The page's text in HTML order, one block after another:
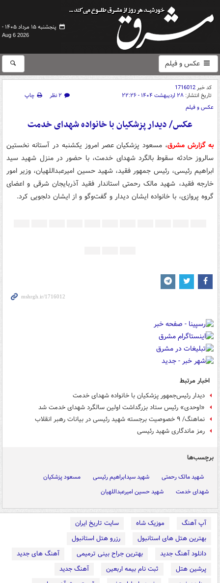
پنجشنبه ۱۵ مرداد ۱۴۰۵ -
Aug 6 2026
عکس و فیلم
کد خبر1716012
تاریخ انتشار: ۲۸ اردیبهشت ۱۴۰۴ - ۲۲:۲۶ ۲ نظر
چاپ
عکس و فیلم
عکس/ دیدار پزشکیان با خانواده شهدای خدمت
به گزارش مشرق، مسعود پزشکیان عصر امروز یکشنبه در آستانه نخستین
سالروز حادثه سقوط بالگرد شهدای خدمت، با حضور در منزل شهید سید
ابراهیم رئیسی، رئیس جمهور فقید، شهید حسین امیرعبداللهیان، وزیر امور
خارجه فقید، شهید مالک رحمتی استاندار فقید آذربایجان شرقی و اعضای
گروه پروازی، با خانواده ایشان دیدار و گفت‌وگو و از ایشان دلجویی کرد.
اخبار مرتبط
دیدار رئیس‌جمهور پزشکیان با خانواده شهدای خدمت
«اوحدی» رئیس ستاد بزرگداشت اولین سالگرد شهدای خدمت شد
نماهنگ/ ۹ خصوصیت برجسته شهید رئیسی در بیانات رهبر انقلاب
رمز ماندگاری شهید رئیسی
برچسب‌ها
شهید مالک رحمتی شهید سیدابراهیم رئیسی
مسعود پزشکیان
شهدای خدمت
شهید حسین امیرعبداللهیان
آپ آهنگ موزیک شاه
سایت تاریخ ایران
بهترین هتل های استانبول
رزرو هتل استانبول
دانلود آهنگ جدید
بهترین جراح بینی ترمیمی
آهنگ های جدید
پرشین هتل
ثبت نام بیمه اربعین
آهنگ جدید